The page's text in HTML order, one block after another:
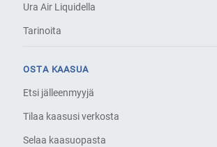
Ura Air Liquidella
Tarinoita
OSTA KAASUA
Etsi jälleenmyyjä
Tilaa kaasusi verkosta
Selaa kaasuopasta